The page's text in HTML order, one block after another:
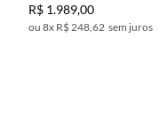
R$ 1.989,00
8x R$ 248,62 sem juros